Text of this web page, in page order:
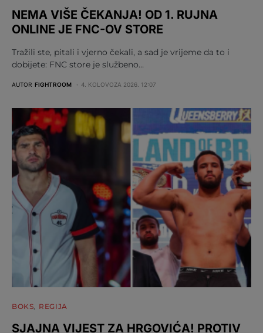
NEMA VIŠE ČEKANJA! OD 1. RUJNA
ONLINE JE FNC-OV STORE
Tražili ste, pitali i vjerno čekali, a sad je vrijeme da to i
dobijete: FNC store je službeno…
AUTOR FIGHTROOM 4. KOLOVOZA 2026. 12:07
BOKS REGIJA
SJAJNA VIJEST ZA HRGOVIĆA! PROTIV